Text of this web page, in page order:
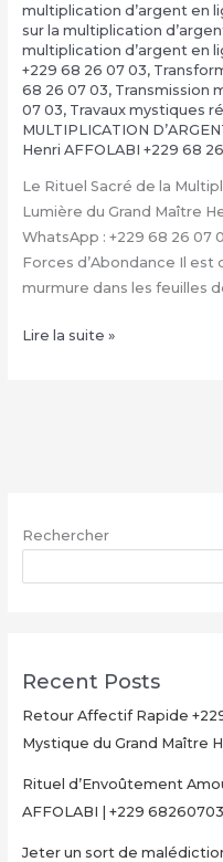
multiplication d’argent en
sur la multiplication
multiplication d’argent en
+229 68 26 07 03,
68 26 07 03, Transmission
07 03, Travaux mystiques
MULTIPLICATION
Henri AFFOLABI +229 68
Le Rituel Sacré de la
Lumière du Grand Maître
WhatsApp : +229 68 26 07
Forces d’Abondance Il est
murmure dans les feuilles
La
Henri
–
et
Ultra-
Rapide
Multiplier
Votre
Lire la suite »
Rechercher
Recent Posts
Retour Affectif Rapide
Mystique du Grand Maître
Rituel d’Envoûtement
AFFOLABI | +229 68260703
Jeter un sort de